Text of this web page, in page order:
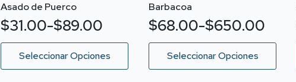
Asado de Puerco
$31.00-$89.00
Rango
precios:
Seleccionar Opciones
Este
producto
Barbacoa
$68.00-$650.00
Rango
precios:
Seleccionar Opciones
Este
producto